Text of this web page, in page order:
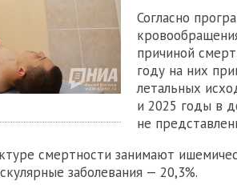
Согласно
причиной
году на них
летальных
и 2025 годы в
не
смертности занимают
заболевания — 20,3%.